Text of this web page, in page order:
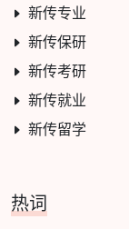
新传专业
新传保研
新传考研
新传就业
新传留学
热词